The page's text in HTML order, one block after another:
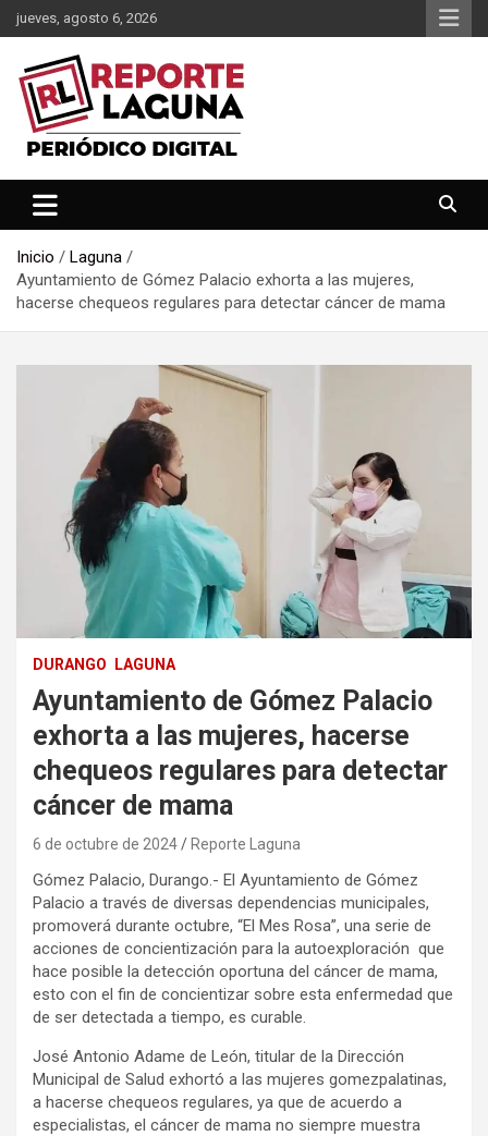
Saltar
al
contenido
jueves, agosto 6, 2026
Reporte Laguna
Inicio
Laguna
Ayuntamiento de Gómez Palacio exhorta a las mujeres,
hacerse chequeos regulares para detectar cáncer de mama
DURANGO LAGUNA
Ayuntamiento de Gómez Palacio
exhorta a las mujeres, hacerse
chequeos regulares para detectar
cáncer de mama
6 de octubre de 2024 Reporte Laguna
Gómez Palacio, Durango.- El Ayuntamiento de Gómez
Palacio a través de diversas dependencias municipales,
promoverá durante octubre, “El Mes Rosa”, una serie de
acciones de concientización para la autoexploración que
hace posible la detección oportuna del cáncer de mama,
esto con el fin de concientizar sobre esta enfermedad que
de ser detectada a tiempo, es curable.
José Antonio Adame de León, titular de la Dirección
Municipal de Salud exhortó a las mujeres gomezpalatinas,
a hacerse chequeos regulares, ya que de acuerdo a
especialistas, el cáncer de mama no siempre muestra